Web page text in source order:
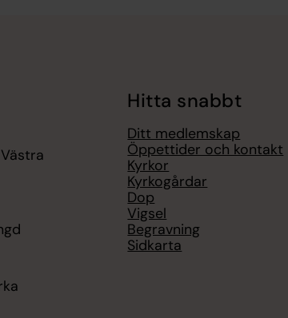
Hitta snabbt
Ditt medlemskap
Öppettider och kontakt
Kyrkor
Kyrkogårdar
Dop
Vigsel
Begravning
Sidkarta